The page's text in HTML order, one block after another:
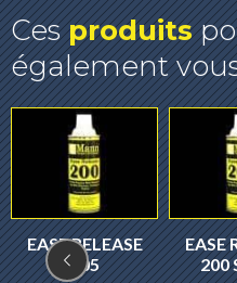
Cesproduits
également
EASE RELEASE
205
EASE
200